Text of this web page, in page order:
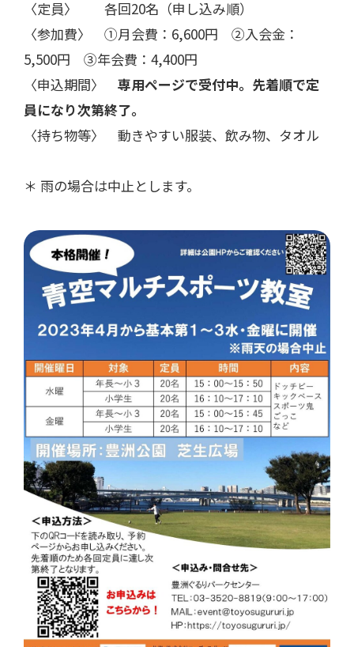
〈定員〉 各回20名（申し込み順）
〈参加費〉 ①月会費：6,600円 ②入会金：
5,500円 ③年会費：4,400円
〈申込期間〉 専用ページで受付中。先着順で定
員になり次第終了。
〈持ち物等〉 動きやすい服装、飲み物、タオル
＊ 雨の場合は中止とします。